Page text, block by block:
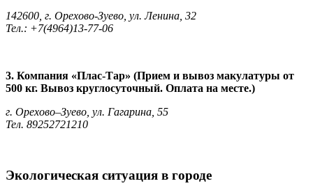
142600, г. Орехово-Зуево, ул. Ленина, 32
Тел.: +7(4964)13-77-06
3. Компания «Плас-Тар» (Прием и вывоз макулатуры от
500 кг. Вывоз круглосуточный. Оплата на месте.)
г. Орехово–Зуево, ул. Гагарина, 55
Тел. 89252721210
Экологическая ситуация в городе